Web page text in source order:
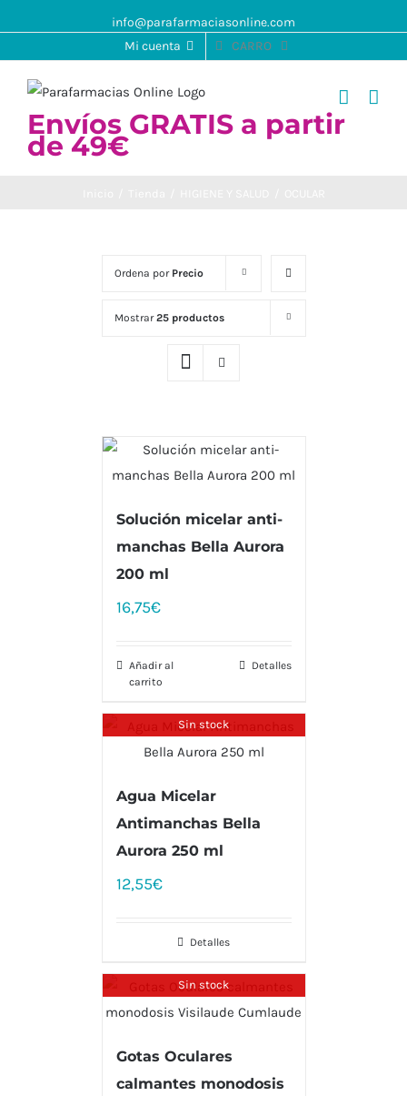
info@parafarmaciasonline.com
Mi cuenta
CARRO
Envíos GRATIS a partir
de 49€
Ordena por Precio
Mostrar25 productos
Solución micelar anti-
manchas Bella Aurora
200 ml
16,75€
Añadir al
carrito
Detalles
Sin stock
Agua Micelar
Antimanchas Bella
Aurora 250 ml
12,55€
Detalles
Sin stock
Gotas Oculares
calmantes monodosis